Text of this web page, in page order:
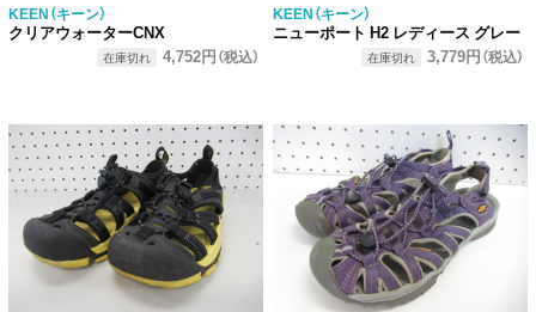
KEEN（キーン）
クリアウォーターCNX
在庫切れ 4,752円（税込）
KEEN（キーン）
ニューポート H2 レディース グレー
在庫切れ 3,779円（税込）